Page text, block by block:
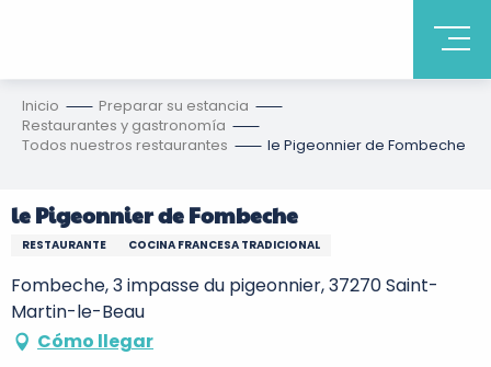
Inicio
Preparar su estancia
Restaurantes y gastronomía
Todos nuestros restaurantes
le Pigeonnier de Fombeche
le Pigeonnier de Fombeche
RESTAURANTE COCINA FRANCESA TRADICIONAL
Fombeche, 3 impasse du pigeonnier, 37270 Saint-
Martin-le-Beau
Cómo llegar